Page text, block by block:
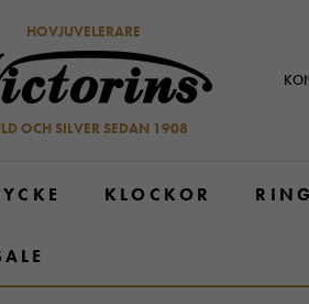
HOVJUVELERARE
OCH SILVER SEDAN 1908
KLOCKOR